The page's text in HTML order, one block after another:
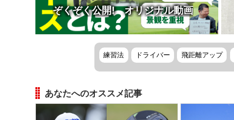
ぞくぞく公開! オリジナル動画
練習法 ドライバー 飛距離アップ
あなたへのオススメ記事